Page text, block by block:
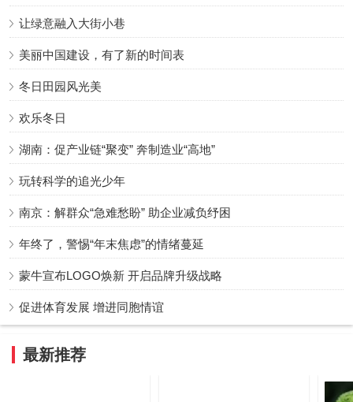
让绿意融入大街小巷
美丽中国建设，有了新的时间表
冬日田园风光美
欢乐冬日
湖南：促产业链“聚变” 奔制造业“高地”
玩转科学的追光少年
南京：解群众“急难愁盼” 助企业减负纾困
年终了，警惕“年末焦虑”的情绪蔓延
蒙牛宣布LOGO焕新 开启品牌升级战略
促进体育发展 增进同胞情谊
最新推荐